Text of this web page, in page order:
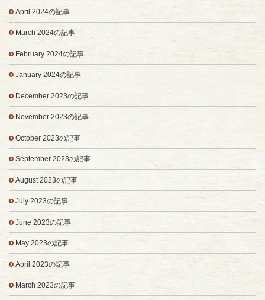
April 2024の記事
March 2024の記事
February 2024の記事
January 2024の記事
December 2023の記事
November 2023の記事
October 2023の記事
September 2023の記事
August 2023の記事
July 2023の記事
June 2023の記事
May 2023の記事
April 2023の記事
March 2023の記事